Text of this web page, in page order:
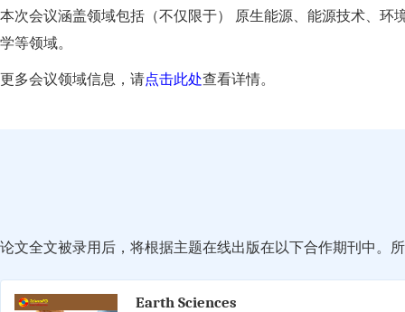
本次会议涵盖领域包括（不仅限于） 原生能源、能源技术、
学等领域。
更多会议领域信息，请点击此处查看详情。
论文全文被录用后，将根据主题在线出版在以下合作期刊中。
Earth Sciences